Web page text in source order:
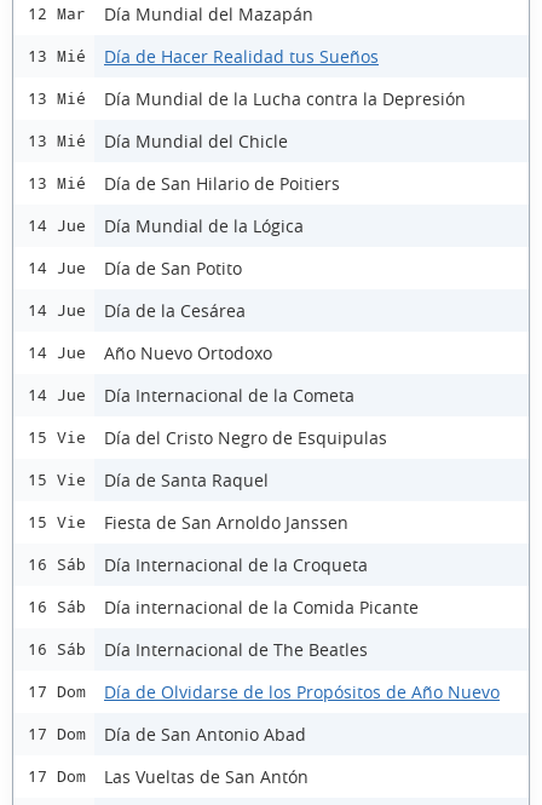
12 Mar Día Mundial del Mazapán
13 Mié Día de Hacer Realidad tus Sueños
13 Mié Día Mundial de la Lucha contra la Depresión
13 Mié Día Mundial del Chicle
13 Mié Día de San Hilario de Poitiers
14 Jue Día Mundial de la Lógica
14 Jue Día de San Potito
14 Jue Día de la Cesárea
14 Jue Año Nuevo Ortodoxo
14 Jue Día Internacional de la Cometa
15 Vie Día del Cristo Negro de Esquipulas
15 Vie Día de Santa Raquel
15 Vie Fiesta de San Arnoldo Janssen
16 Sáb Día Internacional de la Croqueta
16 Sáb Día internacional de la Comida Picante
16 Sáb Día Internacional de The Beatles
17 Dom Día de Olvidarse de los Propósitos de Año Nuevo
17 Dom Día de San Antonio Abad
17 Dom Las Vueltas de San Antón